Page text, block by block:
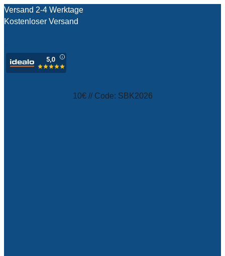
Versand 2-4 Werktage
Kostenloser Versand
10€ // Code: SBK2026